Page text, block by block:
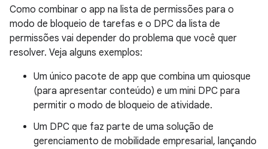
Como combinar o app na lista de permissões para o
modo de bloqueio de tarefas e o DPC da lista de
permissões vai depender do problema que você quer
resolver. Veja alguns exemplos:
Um único pacote de app que combina um quiosque
(para apresentar conteúdo) e um mini DPC para
permitir o modo de bloqueio de atividade.
Um DPC que faz parte de uma solução de
gerenciamento de mobilidade empresarial, lançando